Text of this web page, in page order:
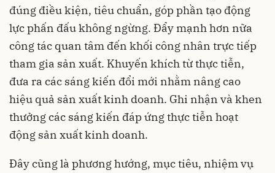
đúng điều kiện, tiêu chuẩn, góp phần tạo động
lực phấn đấu không ngừng. Đẩy mạnh hơn nữa
công tác quan tâm đến khối công nhân trực tiếp
tham gia sản xuất. Khuyến khích từ thực tiễn,
đưa ra các sáng kiến đổi mới nhằm nâng cao
hiệu quả sản xuất kinh doanh. Ghi nhận và khen
thưởng các sáng kiến đáp ứng thực tiễn hoạt
động sản xuất kinh doanh.
Đây cũng là phương hướng, mục tiêu, nhiệm vụ